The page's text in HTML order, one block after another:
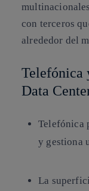
con terceros
alrededor del
Telefónica
Data
Telefónica
y gestiona
La